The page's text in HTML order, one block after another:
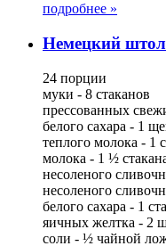
подробнее »
Немецкий
24 порции
муки - 8 стаканов
прессованных
белого сахара - 1
теплого молока - 1
молока - 1 ½
несоленого
несоленого
белого сахара - 1
яичных желтка - 2
соли - ½ чайной